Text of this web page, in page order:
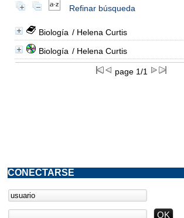
Refinar búsqueda
Biología / Helena Curtis
Biología / Helena Curtis
page 1/1
CONECTARSE